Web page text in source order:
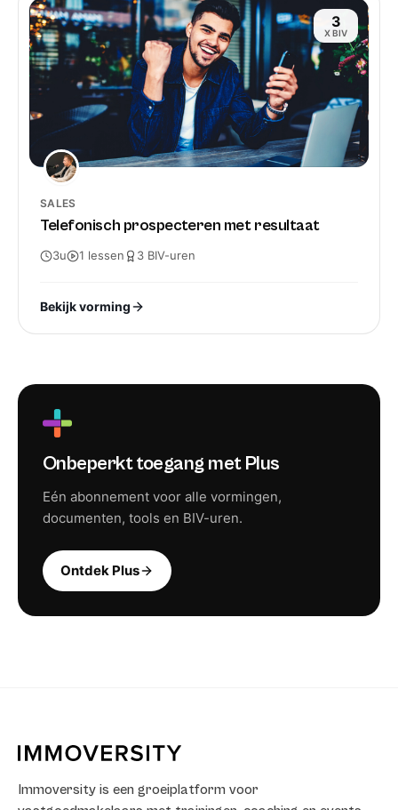
Onbeperkt toegang met Plus
Eén abonnement voor alle vormingen,
documenten, tools en BIV-uren.
Ontdek Plus
3
X BIV
SALES
Telefonisch prospecteren met resultaat
3u 1 lessen 3 BIV-uren
Bekijk vorming
Immoversity is een groeiplatform voor